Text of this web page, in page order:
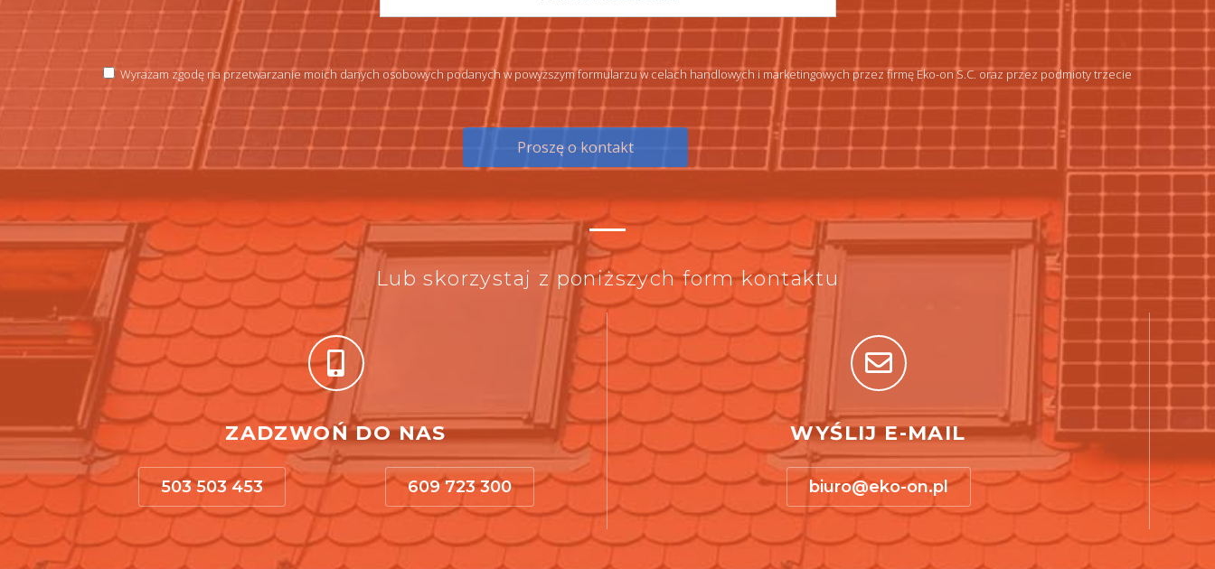
Wyrażam zgodę na przetwarzanie moich danych osobowych podanych w powyższym formularzu w celach handlowych i marketingowych przez firmę Eko-on S.C. oraz przez podmioty trzecie
Lub skorzystaj z poniższych form kontaktu
ZADZWOŃ DO NAS
503 503 453 609 723 300
WYŚLIJ E-MAIL
biuro@eko-on.pl